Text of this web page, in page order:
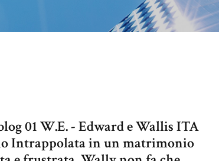
01 W.E. - Edward e Wallis ITA
Intrappolata in un matrimonio